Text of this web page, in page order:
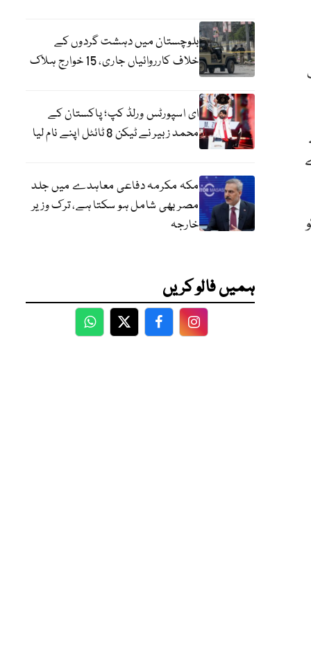
بلوچستان میں دہشت گردوں کے
خلاف کارروائیاں جاری، 15 خوارج ہلاک
ای اسپورٹس ورلڈ کپ؛ پاکستان کے
محمد زبیر نے ٹیکن 8 ٹائٹل اپنے نام لیا
مکہ مکرمہ دفاعی معاہدے میں جلد
مصر بھی شامل ہو سکتا ہے، ترک وزیر
خارجہ
ہمیں فالو کریں
WhatsApp
TwitterFacebookFacebook